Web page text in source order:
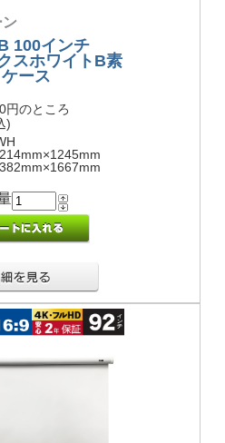
100インチ
スホワイトB素
ース
円のところ
)